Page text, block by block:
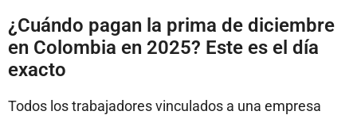
¿Cuándo pagan la prima de diciembre
en Colombia en 2025? Este es el día
exacto
Todos los trabajadores vinculados a una empresa